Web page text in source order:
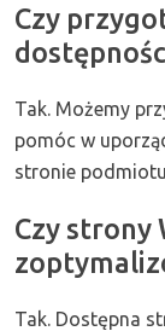
Czy
Tak. Możemy
pomóc w
stronie
Czy strony
Tak. Dostępna